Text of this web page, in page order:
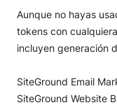
Aunque no hayas
tokens con
incluyen generación
SiteGround Email
SiteGround Website